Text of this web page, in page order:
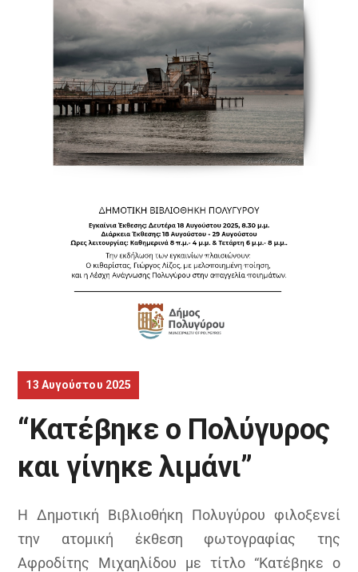
13 Αυγούστου 2025
“Κατέβηκε ο Πολύγυρος
και γίνηκε λιμάνι”
Η Δημοτική Βιβλιοθήκη Πολυγύρου φιλοξενεί
την ατομική έκθεση φωτογραφίας της
Αφροδίτης Μιχαηλίδου με τίτλο “Κατέβηκε ο